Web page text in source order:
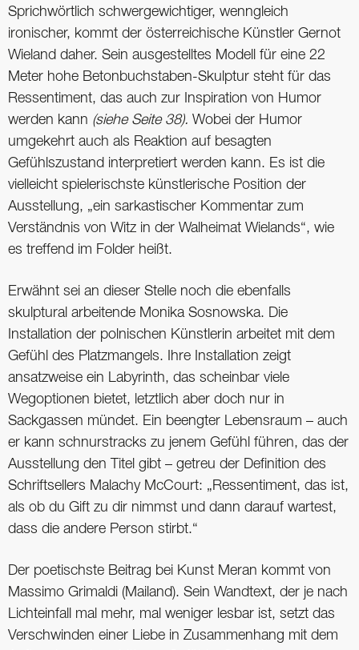
Sprichwörtlich schwergewichtiger, wenngleich
ironischer, kommt der österreichische Künstler Gernot
Wieland daher. Sein ausgestelltes Modell für eine 22
Meter hohe Betonbuchstaben-Skulptur steht für das
Ressentiment, das auch zur Inspiration von Humor
werden kann (siehe Seite 38). Wobei der Humor
umgekehrt auch als Reaktion auf besagten
Gefühlszustand interpretiert werden kann. Es ist die
vielleicht spielerischste künstlerische Position der
Ausstellung, „ein sarkastischer Kommentar zum
Verständnis von Witz in der Walheimat Wielands“, wie
es treffend im Folder heißt.
Erwähnt sei an dieser Stelle noch die ebenfalls
skulptural arbeitende Monika Sosnowska. Die
Installation der polnischen Künstlerin arbeitet mit dem
Gefühl des Platzmangels. Ihre Installation zeigt
ansatzweise ein Labyrinth, das scheinbar viele
Wegoptionen bietet, letztlich aber doch nur in
Sackgassen mündet. Ein beengter Lebensraum – auch
er kann schnurstracks zu jenem Gefühl führen, das der
Ausstellung den Titel gibt – getreu der Definition des
Schriftsellers Malachy McCourt: „Ressentiment, das ist,
als ob du Gift zu dir nimmst und dann darauf wartest,
dass die andere Person stirbt.“
Der poetischste Beitrag bei Kunst Meran kommt von
Massimo Grimaldi (Mailand). Sein Wandtext, der je nach
Lichteinfall mal mehr, mal weniger lesbar ist, setzt das
Verschwinden einer Liebe in Zusammenhang mit dem